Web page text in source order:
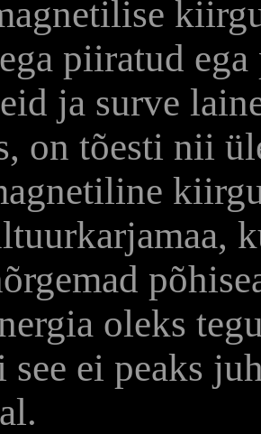
piiratud
ja surve
on tõesti nii
oleks
see ei peaks